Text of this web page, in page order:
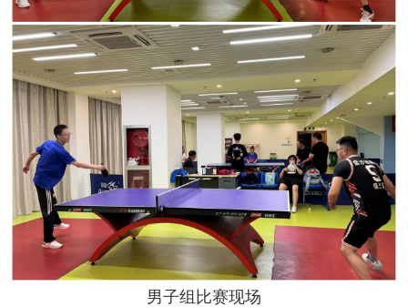
男子组比赛现场